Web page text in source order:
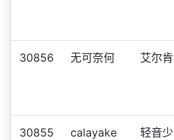
30856 无可奈何 艾尔肯
30855 calayake
轻音少